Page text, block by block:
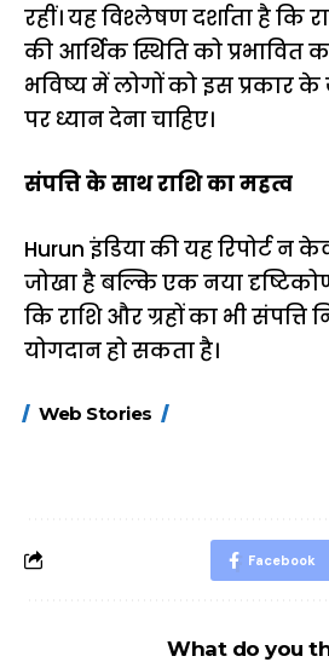
रहीं। यह विश्लेषण दर्शाता है कि
की आर्थिक स्थिति को
भविष्य में लोगों को इस प्रकार
पर ध्यान देना चाहिए।
संपत्ति के साथ राशि का महत्व
Hurun इंडिया की यह रिपोर्ट
जोखा है बल्कि एक नया
कि राशि और ग्रहों का भी संपत्ति
योगदान हो सकता है।
Web Stories
FASTag के ये नए
Facebook
What do you